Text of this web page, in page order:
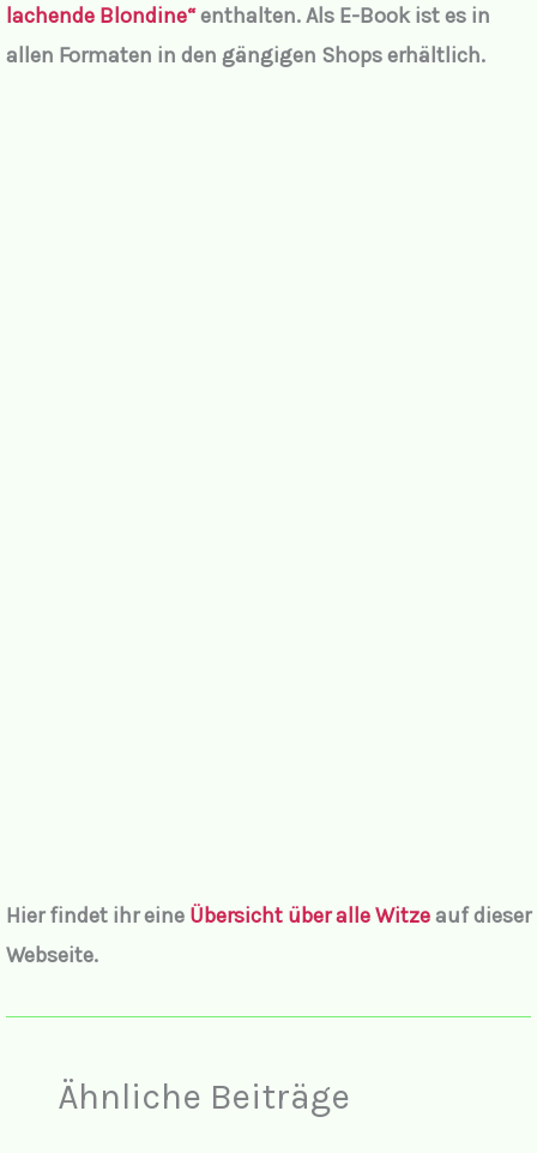
lachende Blondine“enthalten. Als E-Book ist es in
allen Formaten in den gängigen Shops erhältlich.
Hier findet ihr eine Übersicht über alle Witzeauf dieser
Webseite.
Ähnliche Beiträge